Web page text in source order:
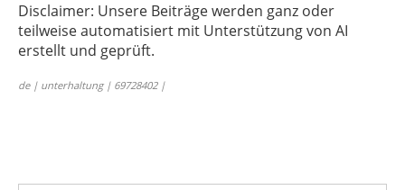
Disclaimer: Unsere Beiträge werden ganz oder
teilweise automatisiert mit Unterstützung von AI
erstellt und geprüft.
de | unterhaltung | 69728402 |